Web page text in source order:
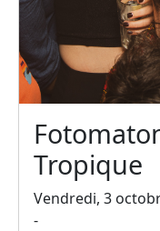
Tropique
Vendredi, 3
-